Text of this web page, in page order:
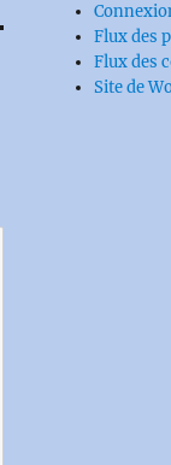
Flux des
Flux des
Site de